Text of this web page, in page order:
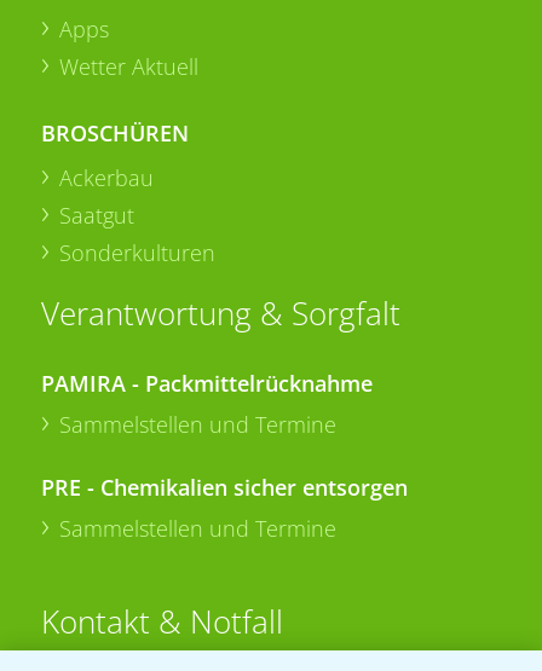
Apps
Wetter Aktuell
BROSCHÜREN
Ackerbau
Saatgut
Sonderkulturen
Verantwortung & Sorgfalt
PAMIRA - Packmittelrücknahme
Sammelstellen und Termine
PRE - Chemikalien sicher entsorgen
Sammelstellen und Termine
Kontakt & Notfall